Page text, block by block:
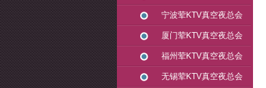
宁波荤KTV真空夜总会
厦门荤KTV真空夜总会
福州荤KTV真空夜总会
无锡荤KTV真空夜总会